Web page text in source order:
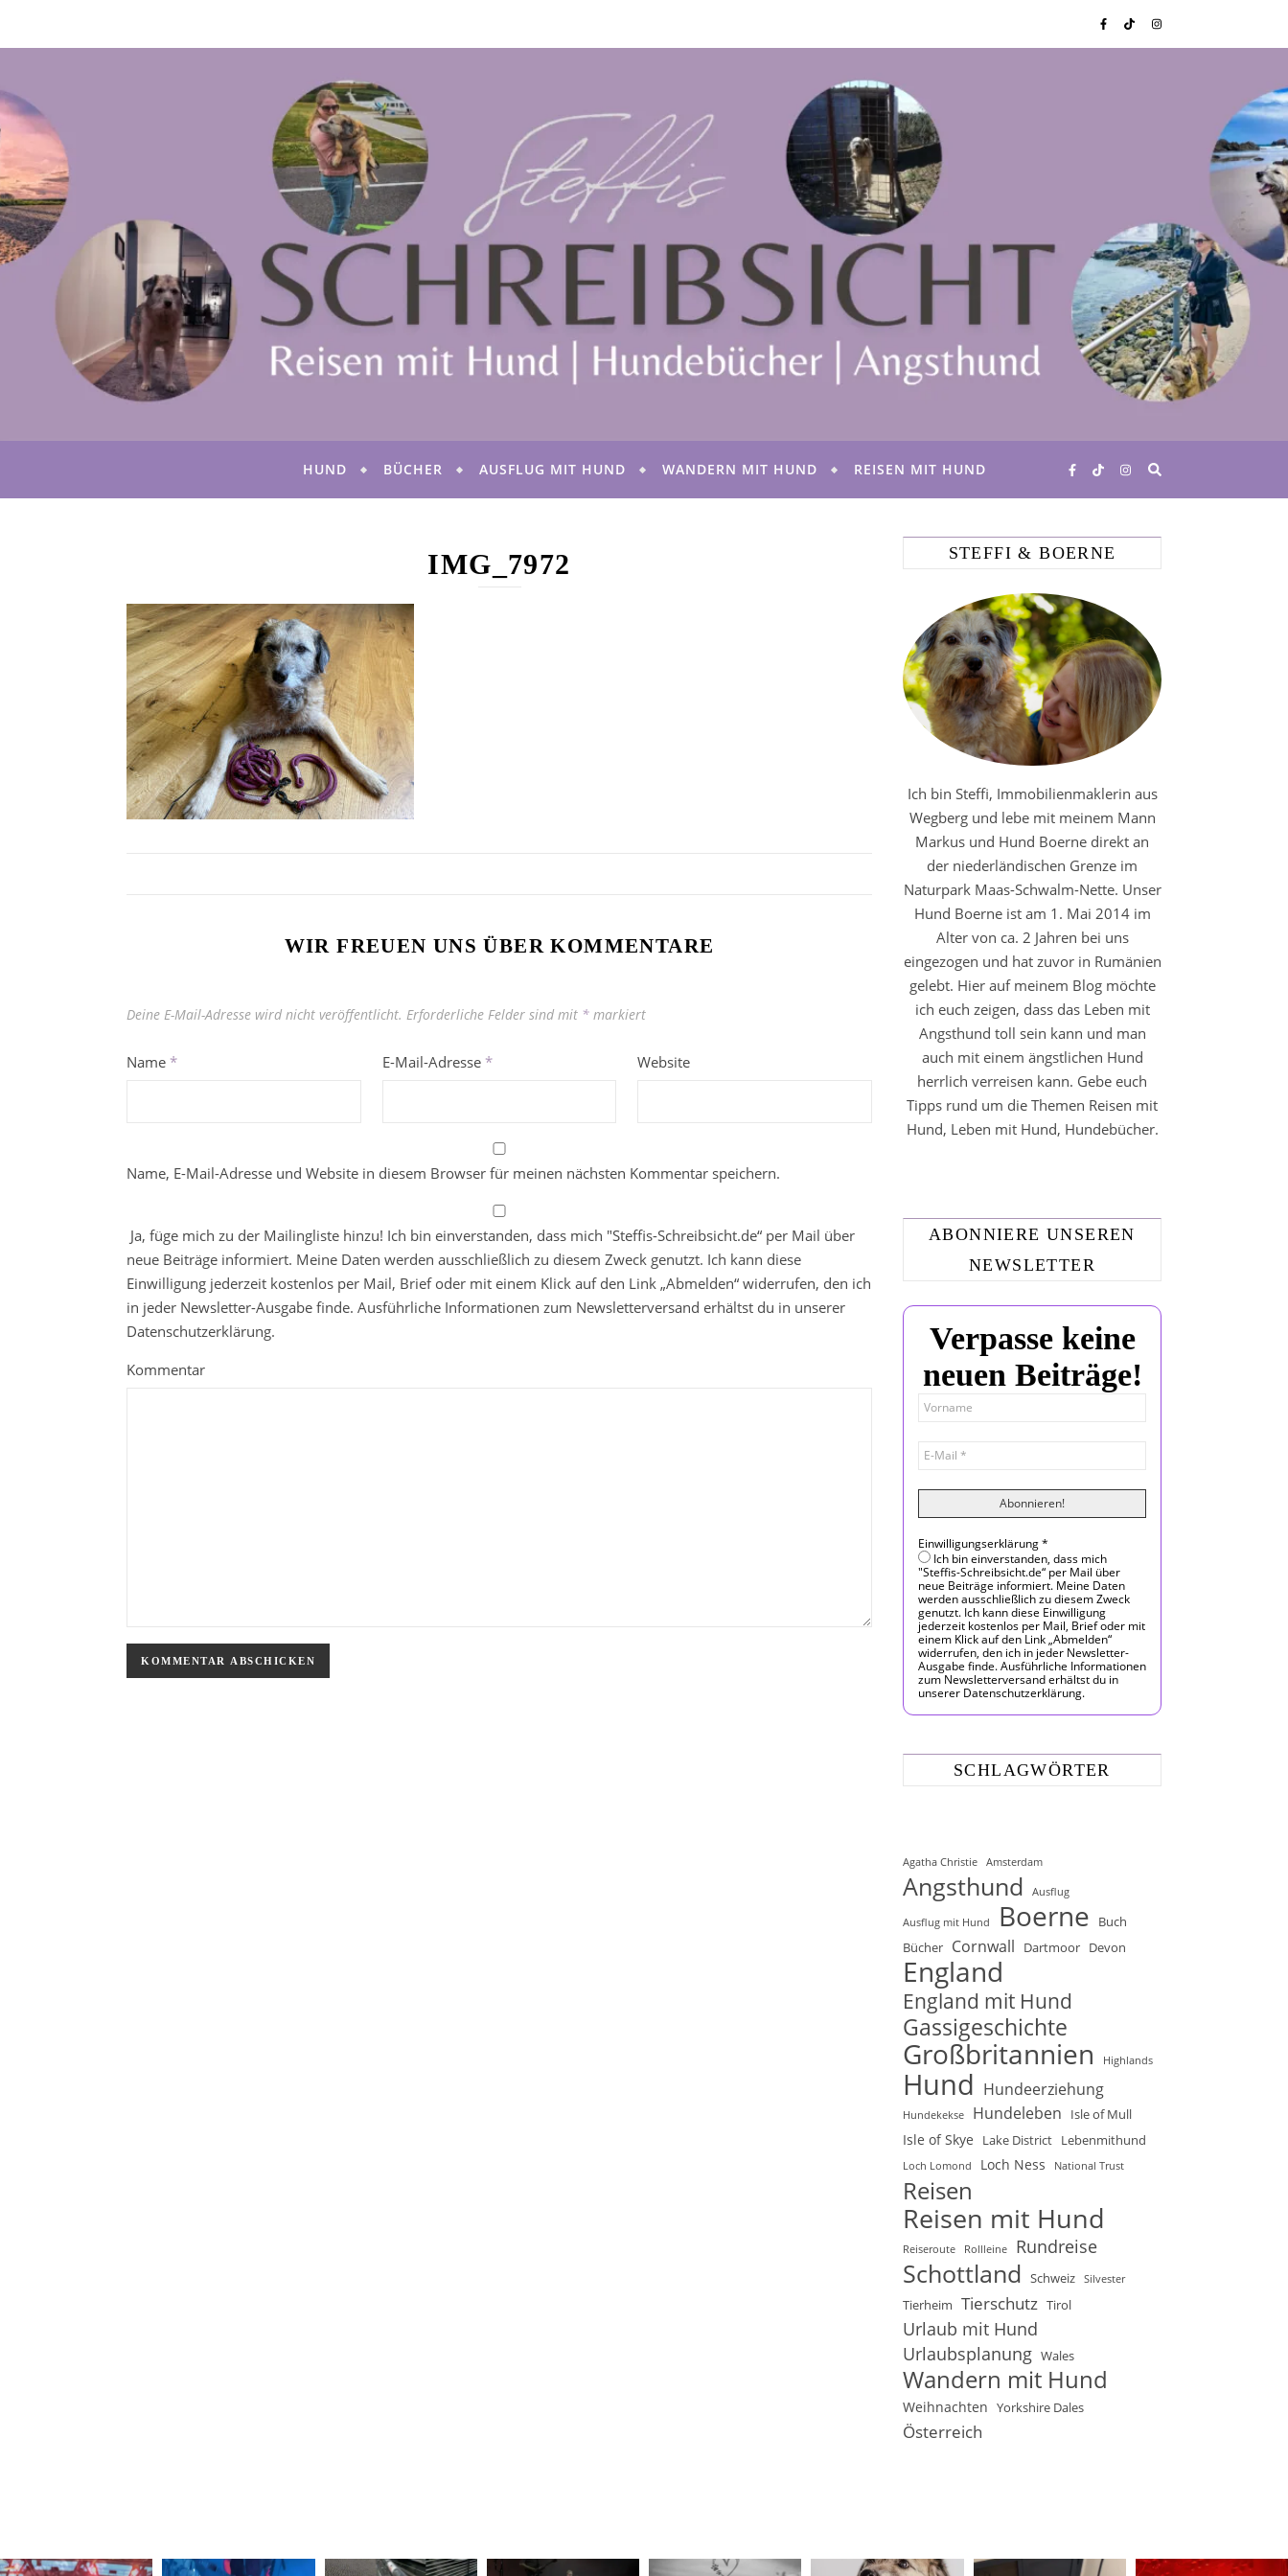
HUND BÜCHER AUSFLUG MIT HUND WANDERN MIT HUND REISEN MIT HUND
IMG_7972
WIR FREUEN UNS ÜBER KOMMENTARE
Deine E-Mail-Adresse wird nicht veröffentlicht. Erforderliche Felder sind mit * markiert
Name * E-Mail-Adresse * Website
Name, E-Mail-Adresse und Website in diesem Browser für meinen nächsten Kommentar speichern.
Ja, füge mich zu der Mailingliste hinzu! Ich bin einverstanden, dass mich "Steffis-Schreibsicht.de“ per Mail über
neue Beiträge informiert. Meine Daten werden ausschließlich zu diesem Zweck genutzt. Ich kann diese
Einwilligung jederzeit kostenlos per Mail, Brief oder mit einem Klick auf den Link „Abmelden“ widerrufen, den ich
in jeder Newsletter-Ausgabe finde. Ausführliche Informationen zum Newsletterversand erhältst du in unserer
Datenschutzerklärung.
Kommentar
STEFFI & BOERNE
Ich bin Steffi, Immobilienmaklerin aus
Wegberg und lebe mit meinem Mann
Markus und Hund Boerne direkt an
der niederländischen Grenze im
Naturpark Maas-Schwalm-Nette. Unser
Hund Boerne ist am 1. Mai 2014 im
Alter von ca. 2 Jahren bei uns
eingezogen und hat zuvor in Rumänien
gelebt. Hier auf meinem Blog möchte
ich euch zeigen, dass das Leben mit
Angsthund toll sein kann und man
auch mit einem ängstlichen Hund
herrlich verreisen kann. Gebe euch
Tipps rund um die Themen Reisen mit
Hund, Leben mit Hund, Hundebücher.
ABONNIERE UNSEREN
NEWSLETTER
Verpasse keine
neuen Beiträge!
Einwilligungserklärung*
Ich bin einverstanden, dass mich
"Steffis-Schreibsicht.de“ per Mail über
neue Beiträge informiert. Meine Daten
werden ausschließlich zu diesem Zweck
genutzt. Ich kann diese Einwilligung
jederzeit kostenlos per Mail, Brief oder mit
einem Klick auf den Link „Abmelden“
widerrufen, den ich in jeder Newsletter-
Ausgabe finde. Ausführliche Informationen
zum Newsletterversand erhältst du in
unserer Datenschutzerklärung.
SCHLAGWÖRTER
Agatha Christie Amsterdam
Angsthund Ausflug
Ausflug mit Hund Boerne
Buch
Bücher Cornwall Dartmoor Devon
England
England mit Hund
Gassigeschichte
Großbritannien Highlands
Hund Hundeerziehung
Hundekekse Hundeleben Isle of Mull
Isle of Skye Lake District Lebenmithund
Loch Lomond Loch Ness National Trust
Reisen
Reisen mit Hund
Reiseroute Rollleine Rundreise
Schottland Schweiz Silvester
Tierheim Tierschutz Tirol
Urlaub mit Hund
Urlaubsplanung Wales
Wandern mit Hund
Weihnachten Yorkshire Dales
Österreich